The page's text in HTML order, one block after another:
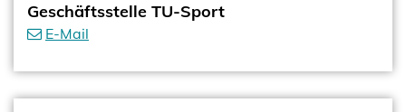
Geschäftsstelle TU-Sport
E-Mail